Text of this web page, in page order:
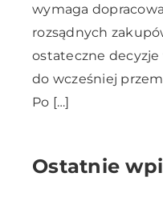
wymaga
rozsądnych
ostateczne
do wcześniej
Po […]
Ostatnie